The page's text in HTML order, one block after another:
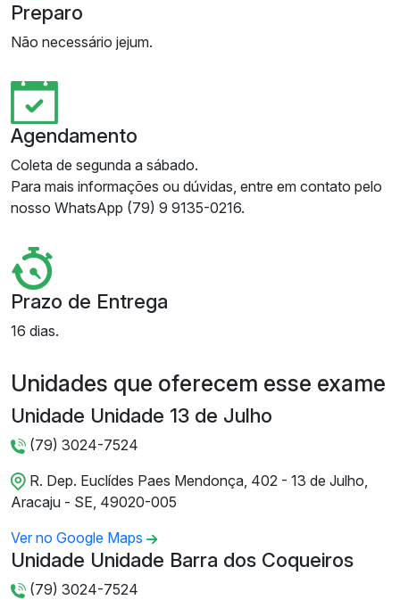
Preparo
Não necessário jejum.
Agendamento
Coleta de segunda a sábado.
Para mais informações ou dúvidas, entre em contato pelo
nosso WhatsApp (79) 9 9135-0216.
Prazo de Entrega
16 dias.
Unidades que oferecem esse exame
Unidade Unidade 13 de Julho
(79) 3024-7524
R. Dep. Euclídes Paes Mendonça, 402 - 13 de Julho,
Aracaju - SE, 49020-005
Ver no Google Maps
Unidade Unidade Barra dos Coqueiros
(79) 3024-7524